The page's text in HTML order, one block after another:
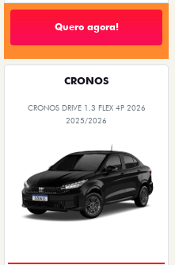
Quero agora!
CRONOS
CRONOS DRIVE 1.3 FLEX 4P 2026
2025/2026